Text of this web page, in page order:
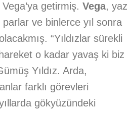
getirmiş. Vega, yaz
ve binlerce yıl sonra
“Yıldızlar sürekli
o kadar yavaş ki biz
Yıldız. Arda,
farklı görevleri
gökyüzündeki